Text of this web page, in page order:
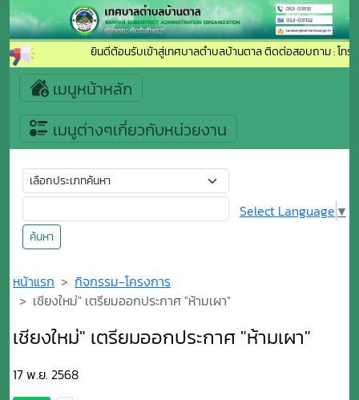
ยินดีต้อนรับเข้าสู่เทศบาลตำบลบ้านตาล ติดต่อสอบถาม : โทร
เมนูหน้าหลัก
เมนูต่างๆเกี่ยวกับหน่วยงาน
ค้นหา
Select Language ▼
หน้าแรก
กิจกรรม-โครงการ
เชียงใหม่" เตรียมออกประกาศ "ห้ามเผา"
เชียงใหม่" เตรียมออกประกาศ "ห้ามเผา"
17 พ.ย. 2568